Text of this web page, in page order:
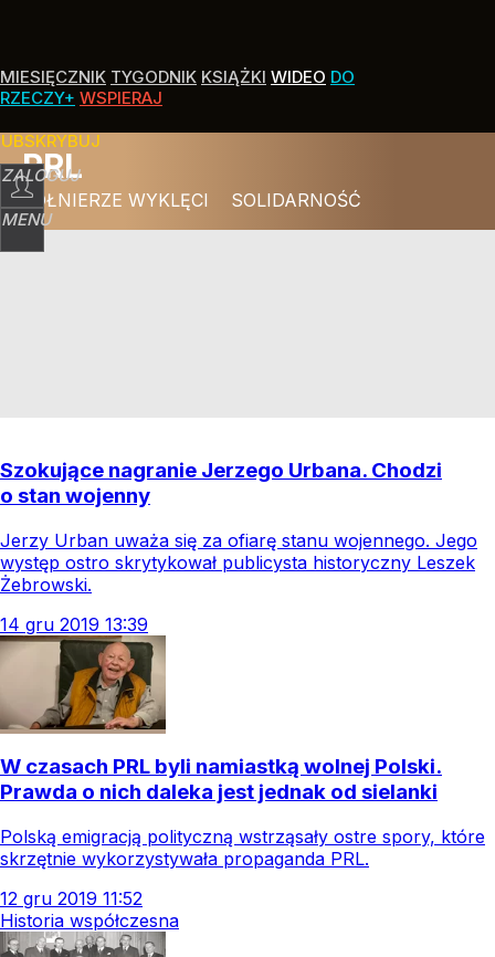
MIESIĘCZNIK TYGODNIK KSIĄŻKI WIDEO DO
RZECZY+ WSPIERAJ
ZALOGUJ
MENU
PRL
ŻOŁNIERZE WYKLĘCI SOLIDARNOŚĆ
Szokujące nagranie Jerzego Urbana. Chodzi
o stan wojenny
Jerzy Urban uważa się za ofiarę stanu wojennego. Jego
występ ostro skrytykował publicysta historyczny Leszek
Żebrowski.
14 gru 2019 13:39
W czasach PRL byli namiastką wolnej Polski.
Prawda o nich daleka jest jednak od sielanki
Polską emigracją polityczną wstrząsały ostre spory, które
skrzętnie wykorzystywała propaganda PRL.
12 gru 2019 11:52
Historia współczesna